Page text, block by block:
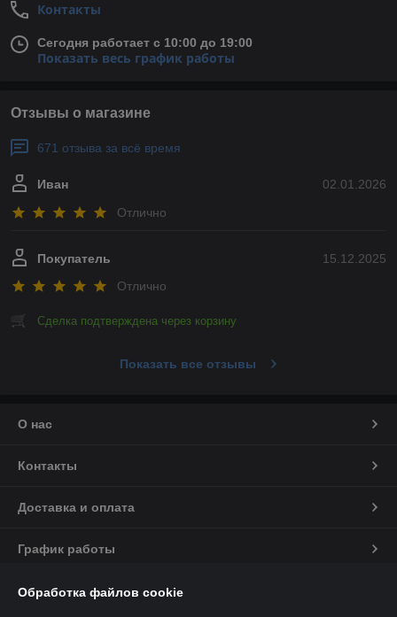
Контакты
Сегодня работает с 10:00 до 19:00
Показать весь график работы
Отзывы о магазине
671 отзыва за всё время
02.01.2026
Иван
Отлично
15.12.2025
Покупатель
Отлично
Сделка подтверждена через корзину
Показать все отзывы
О нас
Контакты
Доставка и оплата
График работы
Полная версия сайта
Обработка файлов cookie